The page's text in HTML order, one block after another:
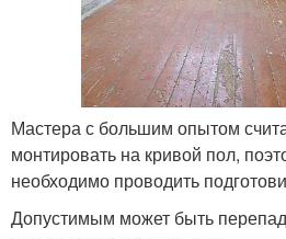
Мастера с большим опытом
монтировать на кривой пол,
необходимо проводить
Допустимым может быть